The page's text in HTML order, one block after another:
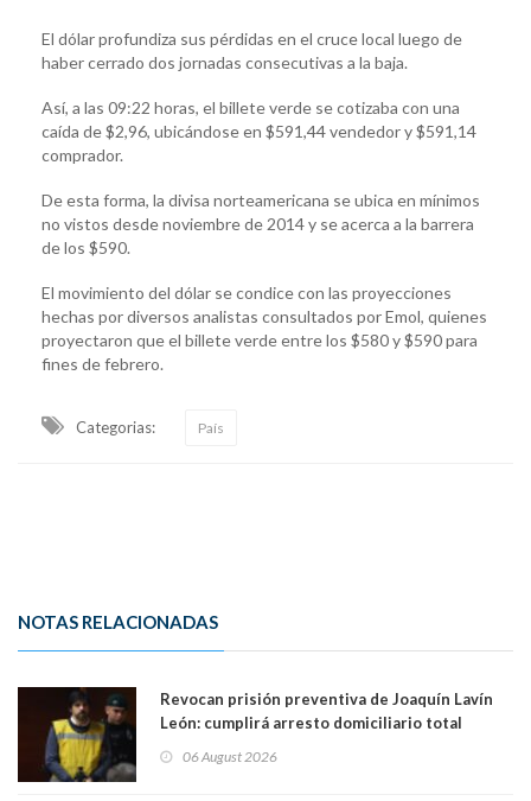
El dólar profundiza sus pérdidas en el cruce local luego de
haber cerrado dos jornadas consecutivas a la baja.
Así, a las 09:22 horas, el billete verde se cotizaba con una
caída de $2,96, ubicándose en $591,44 vendedor y $591,14
comprador.
De esta forma, la divisa norteamericana se ubica en mínimos
no vistos desde noviembre de 2014 y se acerca a la barrera
de los $590.
El movimiento del dólar se condice con las proyecciones
hechas por diversos analistas consultados por Emol, quienes
proyectaron que el billete verde entre los $580 y $590 para
fines de febrero.
Categorias: País
NOTAS RELACIONADAS
Revocan prisión preventiva de Joaquín Lavín
León: cumplirá arresto domiciliario total
06 August 2026